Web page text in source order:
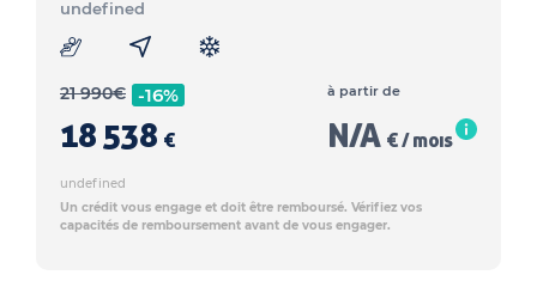
undefined
21 990€ -16%
18 538 €
à partir de
N/A € / mois
undefined
Un crédit vous engage et doit être remboursé. Vérifiez vos
capacités de remboursement avant de vous engager.